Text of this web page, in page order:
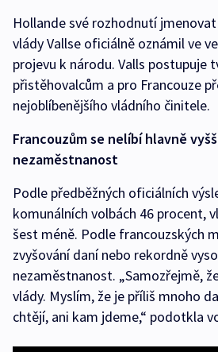
Hollande své rozhodnutí
vlády Vallse oficiálně oznámil ve
projevu k národu. Valls postupuje
přistěhovalcům a pro Francouze
nejoblíbenějšího vládního činitele.
Francouzům se nelíbí hlavně
nezaměstnanost
Podle předběžných oficiálních
komunálních volbách 46 procent,
šest méně. Podle francouzských
zvyšování daní nebo rekordně
nezaměstnanost. „Samozřejmě,
vlády. Myslím, že je příliš mnoho
chtějí, ani kam jdeme,“ podotkla